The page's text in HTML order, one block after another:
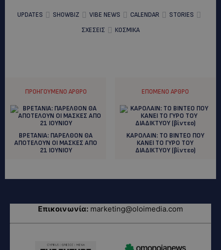
UPDATES SHOWBIZ VIBE NEWS CALENDAR
STORIES
ΣΧΕΣΕΙΣ
ΚΟΣΜΙΚΑ
ΠΡΟΗΓΟΎΜΕΝΟ ΆΡΘΡΟ
ΒΡΕΤΑΝΙΑ: ΠΑΡΕΛΘΟΝ ΘΑ
ΑΠΟΤΕΛΟΥΝ ΟΙ ΜΑΣΚΕΣ ΑΠΟ
21 ΙΟΥΝΙΟΥ
ΕΠΌΜΕΝΟ ΆΡΘΡΟ
KAΡΟΛΑΙΝ: TΟ ΒΙΝΤΕΟ ΠΟΥ
ΚΑΝΕΙ ΤΟ ΓΥΡΟ ΤΟΥ
ΔΙΑΔΙΚΤΥΟΥ (βίντεο)
Επικοινωνία: marketing@oloimedia.com